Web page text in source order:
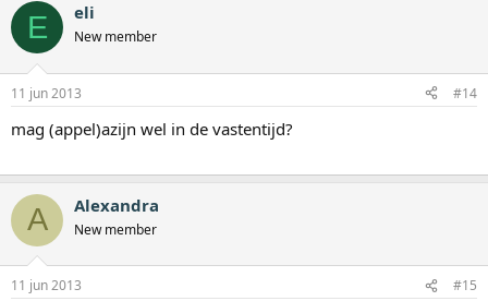
E eli
New member
11 jun 2013 #14
mag (appel)azijn wel in de vastentijd?
A Alexandra
New member
11 jun 2013 #15